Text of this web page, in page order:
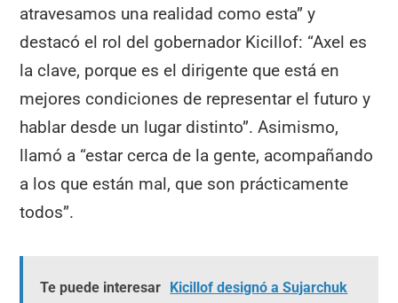
atravesamos una realidad como esta” y
destacó el rol del gobernador Kicillof: “Axel es
la clave, porque es el dirigente que está en
mejores condiciones de representar el futuro y
hablar desde un lugar distinto”. Asimismo,
llamó a “estar cerca de la gente, acompañando
a los que están mal, que son prácticamente
todos”.
Te puede interesar Kicillof designó a Sujarchuk